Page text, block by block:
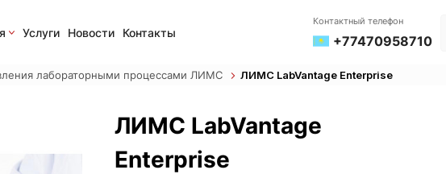
Услуги Новости Контакты
Контактный телефон
+77470958710
лабораторными процессами ЛИМС ЛИМС LabVantage Enterprise
ЛИМС LabVantage
Enterprise